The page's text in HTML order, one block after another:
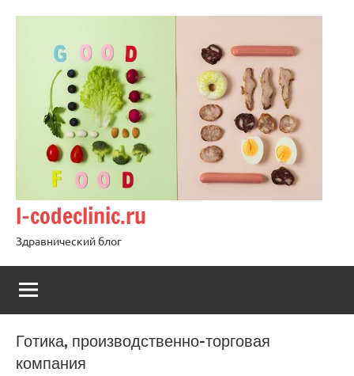
содержимому
l-codeclinic.ru
Здравнический блог
Готика, производственно-торговая
компания